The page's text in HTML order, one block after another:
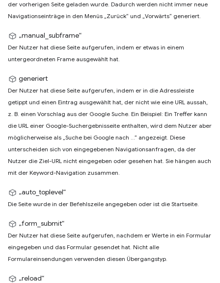
der vorherigen Seite geladen wurde. Dadurch werden nicht immer neue
Navigationseinträge in den Menüs „Zurück“ und „Vorwärts“ generiert.
„manual_subframe“
Der Nutzer hat diese Seite aufgerufen, indem er etwas in einem
untergeordneten Frame ausgewählt hat.
generiert
Der Nutzer hat diese Seite aufgerufen, indem er in die Adressleiste
getippt und einen Eintrag ausgewählt hat, der nicht wie eine URL aussah,
z. B. einen Vorschlag aus der Google Suche. Ein Beispiel: Ein Treffer kann
die URL einer Google-Suchergebnisseite enthalten, wird dem Nutzer aber
möglicherweise als „Suche bei Google nach …“ angezeigt. Diese
unterscheiden sich von eingegebenen Navigationsanfragen, da der
Nutzer die Ziel-URL nicht eingegeben oder gesehen hat. Sie hängen auch
mit der Keyword-Navigation zusammen.
„auto_toplevel“
Die Seite wurde in der Befehlszeile angegeben oder ist die Startseite.
„form_submit“
Der Nutzer hat diese Seite aufgerufen, nachdem er Werte in ein Formular
eingegeben und das Formular gesendet hat. Nicht alle
Formulareinsendungen verwenden diesen Übergangstyp.
„reload“